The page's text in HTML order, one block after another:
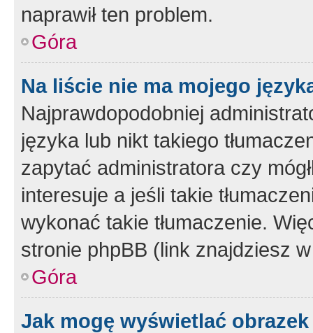
naprawił ten problem.
Góra
Na liście nie ma mojego
Najprawdopodobniej
języka lub nikt takiego
zapytać administratora czy
interesuje a jeśli takie
wykonać takie tłumaczenie.
stronie phpBB (link znajdziesz
Góra
Jak mogę wyświetlać